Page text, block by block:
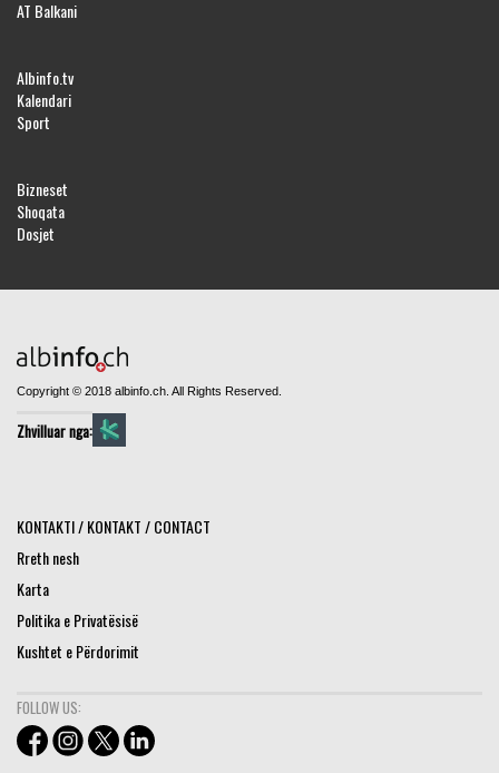
AT Balkani
Albinfo.tv
Kalendari
Sport
Bizneset
Shoqata
Dosjet
Copyright © 2018 albinfo.ch. All Rights Reserved.
Zhvilluar nga:
KONTAKTI / KONTAKT / CONTACT
Rreth nesh
Karta
Politika e Privatësisë
Kushtet e Përdorimit
FOLLOW US: